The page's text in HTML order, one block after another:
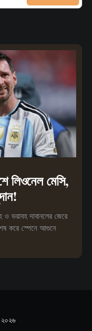
লিওনেল মেসি,
ভয়াবহ দাবানলের জেরে
করে স্পেনে আগুনে